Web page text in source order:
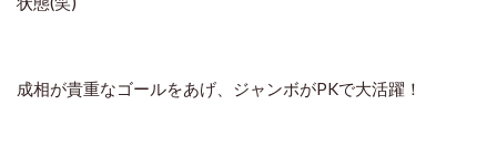
成相が貴重なゴールをあげ、ジャンボがPKで大活躍！